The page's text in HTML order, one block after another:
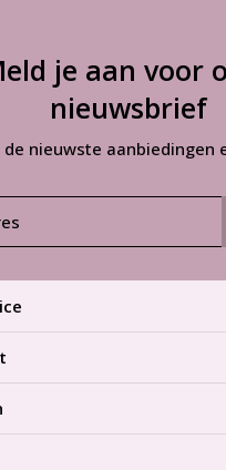
je aan voor
nieuwsbrief
de nieuwste aanbiedingen